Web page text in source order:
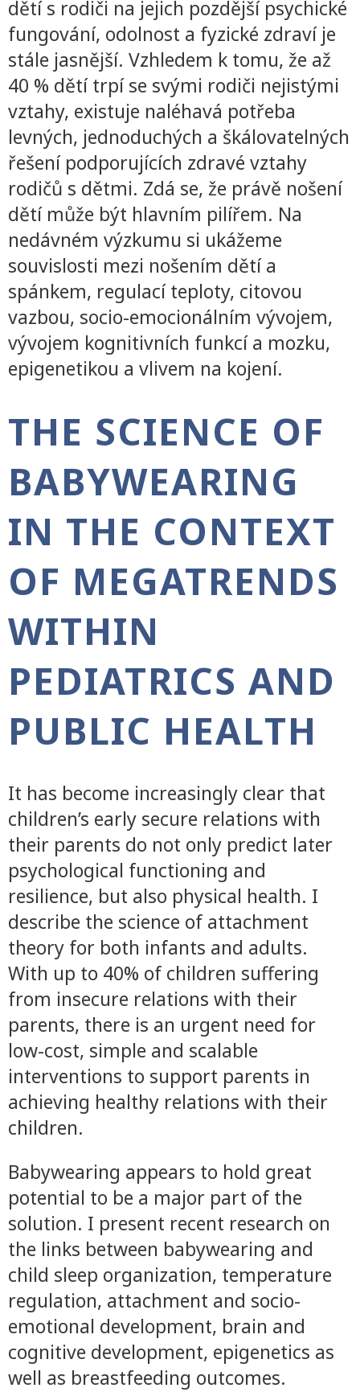
dětí s rodiči na jejich pozdější psychické
fungování, odolnost a fyzické zdraví je
stále jasnější. Vzhledem k tomu, že až
40 % dětí trpí se svými rodiči nejistými
vztahy, existuje naléhavá potřeba
levných, jednoduchých a škálovatelných
řešení podporujících zdravé vztahy
rodičů s dětmi. Zdá se, že právě nošení
dětí může být hlavním pilířem. Na
nedávném výzkumu si ukážeme
souvislosti mezi nošením dětí a
spánkem, regulací teploty, citovou
vazbou, socio-emocionálním vývojem,
vývojem kognitivních funkcí a mozku,
epigenetikou a vlivem na kojení.
THE SCIENCE OF
BABYWEARING
IN THE CONTEXT
OF MEGATRENDS
WITHIN
PEDIATRICS AND
PUBLIC HEALTH
It has become increasingly clear that
children’s early secure relations with
their parents do not only predict later
psychological functioning and
resilience, but also physical health. I
describe the science of attachment
theory for both infants and adults.
With up to 40% of children suffering
from insecure relations with their
parents, there is an urgent need for
low-cost, simple and scalable
interventions to support parents in
achieving healthy relations with their
children.
Babywearing appears to hold great
potential to be a major part of the
solution. I present recent research on
the links between babywearing and
child sleep organization, temperature
regulation, attachment and socio-
emotional development, brain and
cognitive development, epigenetics as
well as breastfeeding outcomes.